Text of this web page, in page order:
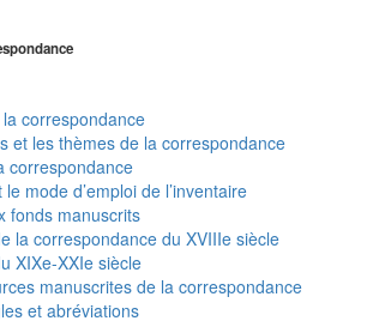
correspondance
et les thèmes de la correspondance
correspondance
mode d’emploi de l’inventaire
fonds manuscrits
la correspondance du XVIIIe siècle
XIXe-XXIe siècle
manuscrites de la correspondance
et abréviations